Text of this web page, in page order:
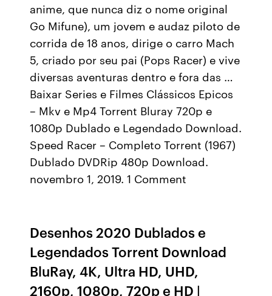
anime, que nunca diz o nome original
Go Mifune), um jovem e audaz piloto de
corrida de 18 anos, dirige o carro Mach
5, criado por seu pai (Pops Racer) e vive
diversas aventuras dentro e fora das …
Baixar Series e Filmes Clássicos Epicos
– Mkv e Mp4 Torrent Bluray 720p e
1080p Dublado e Legendado Download.
Speed Racer – Completo Torrent (1967)
Dublado DVDRip 480p Download.
novembro 1, 2019. 1 Comment
Desenhos 2020 Dublados e
Legendados Torrent Download
BluRay, 4K, Ultra HD, UHD,
2160p, 1080p, 720p e HD |